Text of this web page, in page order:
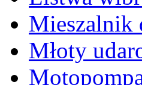
Mieszalnik
Młoty